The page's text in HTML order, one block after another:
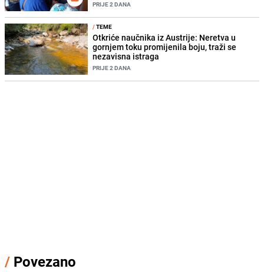
PRIJE 2 DANA
/TEME
Otkriće naučnika iz Austrije: Neretva u
gornjem toku promijenila boju, traži se
nezavisna istraga
PRIJE 2 DANA
/ Povezano